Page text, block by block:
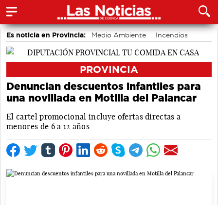
Es noticia en Provincia: Medio Ambiente Incendios
PROVINCIA
Denuncian descuentos infantiles para
una novillada en Motilla del Palancar
El cartel promocional incluye ofertas directas a
menores de 6 a 12 años